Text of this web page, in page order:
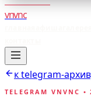
vnvnc
к telegram-
TELEGRAM VNVNC •